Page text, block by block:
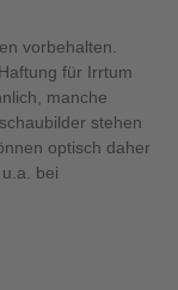
vorbehalten.
für Irrtum
manche
stehen
optisch daher
bei